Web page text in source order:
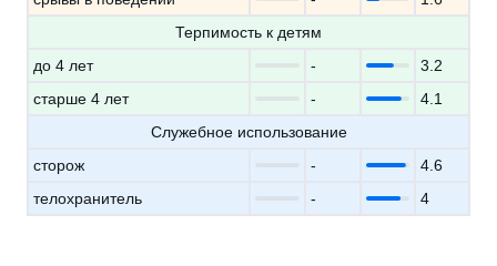
Терпимость к детям
до 4 лет
-
3.2
старше 4 лет
-
4.1
Служебное использование
сторож
-
4.6
телохранитель
- 4